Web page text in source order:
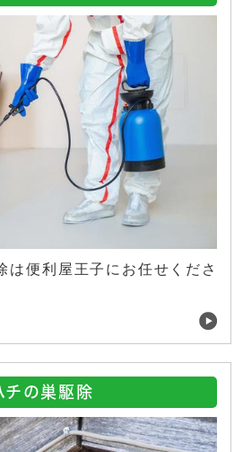
は便利屋王子にお任せくださ
チの巣駆除